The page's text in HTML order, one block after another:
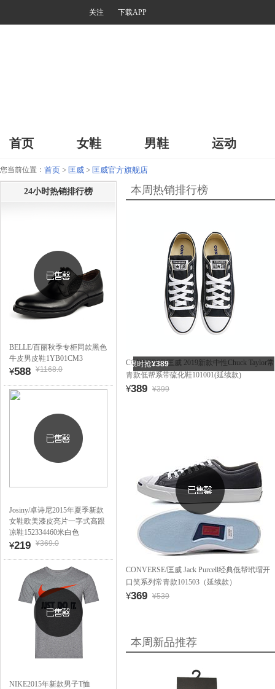
关注 下载APP
首页 女鞋 男鞋 运动
您当前位置： 首页 > 匡威 > 匡威官方旗舰店
24小时热销排行榜
BELLE/百丽秋季专柜同款黑色
牛皮男皮鞋1YB01CM3
¥588 ¥1168.0
Josiny/卓诗尼2015年夏季新款
女鞋欧美漆皮亮片一字式高跟
凉鞋152334460米白色
¥219 ¥369.0
NIKE2015年新款男子T恤
本周热销排行榜
限时抢¥389
CONVERSE/匡威 2019新款中性Chuck Taylor常
青款低帮系带硫化鞋101001(延续款)
¥389 ¥399
CONVERSE/匡威 Jack Purcell经典低帮玳瑁开
口笑系列常青款101503（延续款）
¥369 ¥539
本周新品推荐